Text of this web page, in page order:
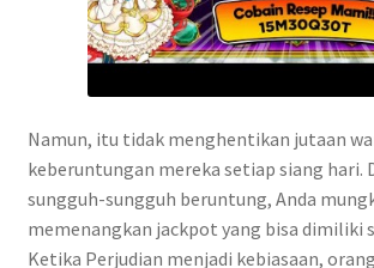
Namun, itu tidak menghentikan jutaan
keberuntungan mereka setiap siang hari.
sungguh-sungguh beruntung, Anda
memenangkan jackpot yang bisa dimiliki
Ketika Perjudian menjadi kebiasaan,